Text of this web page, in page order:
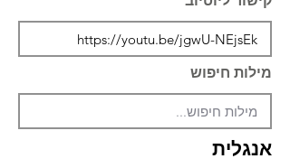
מילות חיפוש
אנגלית